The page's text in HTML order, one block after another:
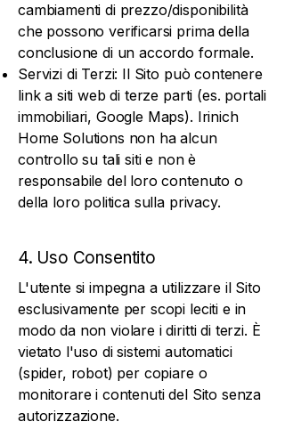
cambiamenti di prezzo/disponibilità
che possono verificarsi prima della
conclusione di un accordo formale.
Servizi di Terzi: Il Sito può contenere
link a siti web di terze parti (es. portali
immobiliari, Google Maps). Irinich
Home Solutions non ha alcun
controllo su tali siti e non è
responsabile del loro contenuto o
della loro politica sulla privacy.
4. Uso Consentito
L'utente si impegna a utilizzare il Sito
esclusivamente per scopi leciti e in
modo da non violare i diritti di terzi. È
vietato l'uso di sistemi automatici
(spider, robot) per copiare o
monitorare i contenuti del Sito senza
autorizzazione.